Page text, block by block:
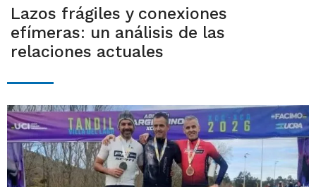
Lazos frágiles y conexiones
efímeras: un análisis de las
relaciones actuales